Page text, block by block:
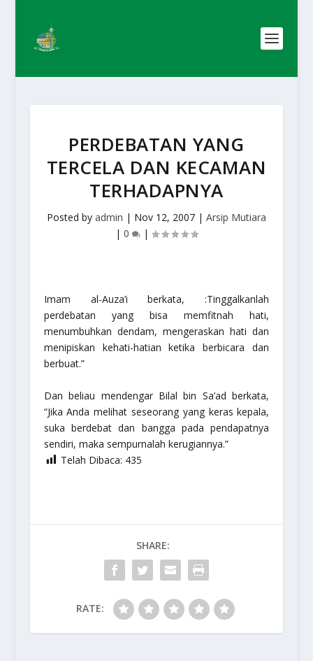
PERDEBATAN YANG
TERCELA DAN KECAMAN
TERHADAPNYA
Posted by admin | Nov 12, 2007| Arsip Mutiara
| 0 |
Imam al-Auza’i berkata, :Tinggalkanlah
perdebatan yang bisa memfitnah hati,
menumbuhkan dendam, mengeraskan hati dan
menipiskan kehati-hatian ketika berbicara dan
berbuat.”
Dan beliau mendengar Bilal bin Sa’ad berkata,
“Jika Anda melihat seseorang yang keras kepala,
suka berdebat dan bangga pada pendapatnya
sendiri, maka sempurnalah kerugiannya.”
Telah Dibaca: 435
SHARE:
RATE: